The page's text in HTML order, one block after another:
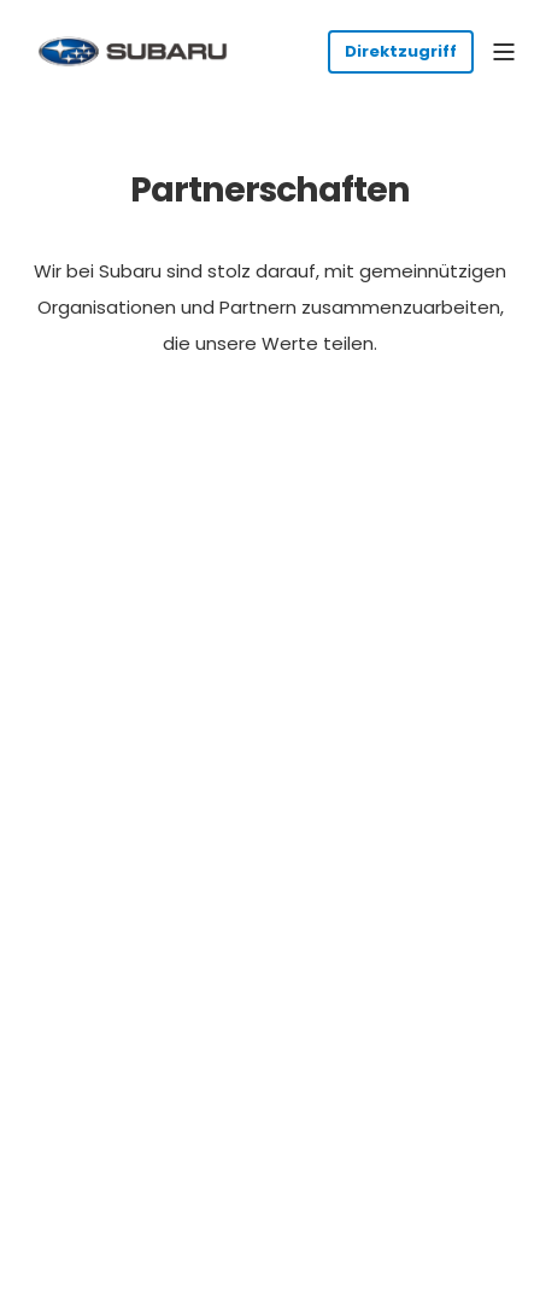
Partnerschaften
Wir bei Subaru sind stolz darauf, mit gemeinnützigen
Organisationen und Partnern zusammenzuarbeiten,
die unsere Werte teilen.